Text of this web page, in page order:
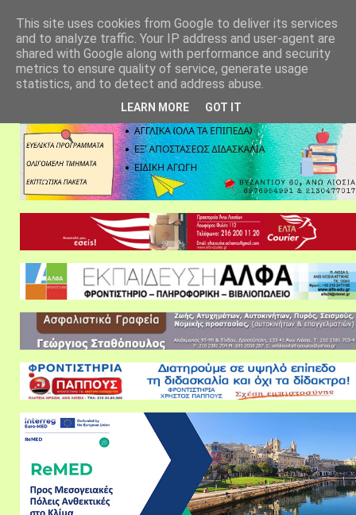
This site uses cookies from Google to deliver its services
and to analyze traffic. Your IP address and user-agent are
shared with Google along with performance and security
metrics to ensure quality of service, generate usage
statistics, and to detect and address abuse.
LEARN MORE GOT IT